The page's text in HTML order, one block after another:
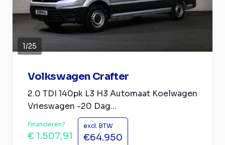
1/25
Volkswagen Crafter
2.0 TDI 140pk L3 H3 Automaat Koelwagen
Vrieswagen -20 Dag...
Financieren?
€ 1.507,91
excl. BTW
€64.950